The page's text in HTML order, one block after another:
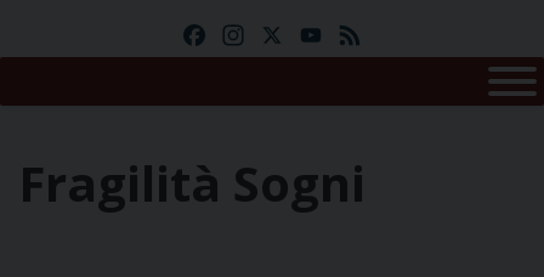
FacebookInstagramYouTube
Fragilità Sogni